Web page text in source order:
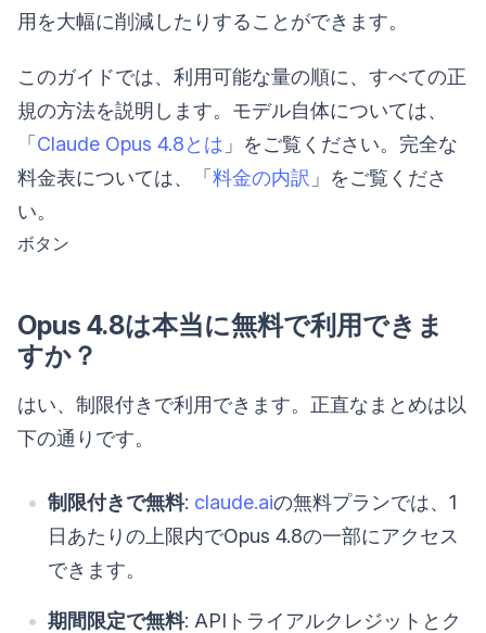
用を大幅に削減したりすることができます。
このガイドでは、利用可能な量の順に、すべての正
規の方法を説明します。モデル自体については、
「Claude Opus 4.8とは 」をご覧ください。完全な
料金表については、「料金の内訳 」をご覧くださ
い。
ボタン
Opus 4.8は本当に無料で利用できま
すか？
はい、制限付きで利用できます。正直なまとめは以
下の通りです。
制限付きで無料: claude.aiの無料プランでは、1
日あたりの上限内でOpus 4.8の一部にアクセス
できます。
期間限定で無料: APIトライアルクレジットとク